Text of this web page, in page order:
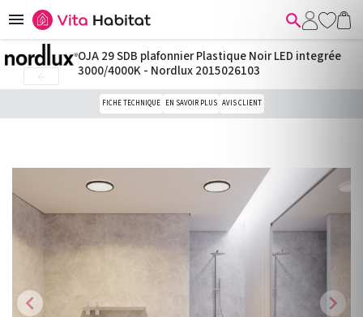
 
chevron_left chevron_right
OJA 29 SDB plafonnier Plastique Noir LED integrée
3000/4000K - Nordlux 2015026103
FICHE TECHNIQUE EN SAVOIR PLUS AVIS CLIENT